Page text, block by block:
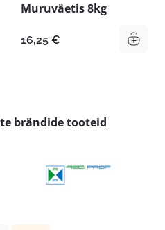
Muruväetis 8kg
16,25 €
brändide tooteid